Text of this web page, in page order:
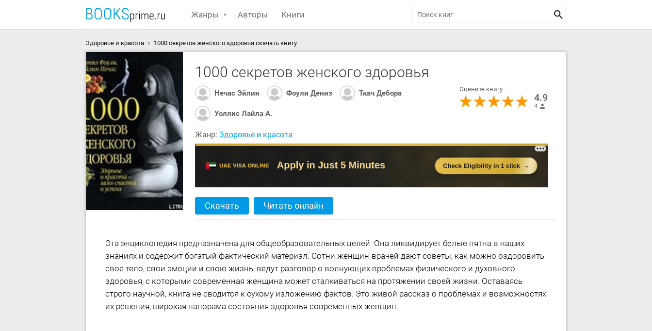
Жанры Авторы Книги
Здоровье и красота 1000 секретов женского здоровья скачать книгу
1000 секретов женского здоровья
Нечас Эйлин Фоули Дениз Ткач Дебора
Уоллис Лайла А.
Оцените книгу
4.9
4
Жанр: Здоровье и красота
Скачать Читать онлайн
Эта энциклопедия предназначена для общеобразовательных целей. Она ликвидирует белые пятна в наших
знаниях и содержит богатый фактический материал. Сотни женщин-врачей дают советы, как можно оздоровить
свое тело, свои эмоции и свою жизнь, ведут разговор о волнующих проблемах физического и духовного
здоровья, с которыми современная женщина может сталкиваться на протяжении своей жизни. Оставаясь
строго научной, книга не сводится к сухому изложению фактов. Это живой рассказ о проблемах и возможностях
их решения, широкая панорама состояния здоровья современных женщин.